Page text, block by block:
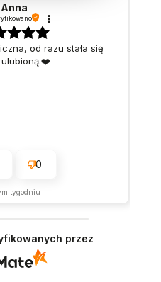
Anna
od razu stała się
ulubioną.❤️
0
tygodniu
przez